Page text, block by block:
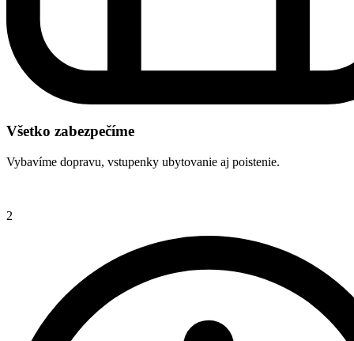
Všetko zabezpečíme
Vybavíme dopravu, vstupenky ubytovanie aj poistenie.
2